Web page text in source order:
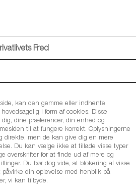
Fred
kan den gemme eller indhente
i form af cookies. Disse
dine præferencer, din enhed og
til at fungere korrekt. Oplysningerne
direkte, men de kan give dig en mere
Du kan vælge ikke at tillade visse typer
overskrifter for at finde ud af mere og
Du bør dog vide, at blokering af visse
din oplevelse med henblik på
vi kan tilbyde.